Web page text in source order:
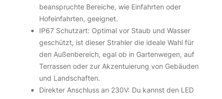
beanspruchte Bereiche, wie Einfahrten oder
Hofeinfahrten, geeignet.
IP67 Schutzart: Optimal vor Staub und Wasser
geschützt, ist dieser Strahler die ideale Wahl für
den Außenbereich, egal ob in Gartenwegen, auf
Terrassen oder zur Akzentuierung von Gebäuden
und Landschaften.
Direkter Anschluss an 230V: Du kannst den LED